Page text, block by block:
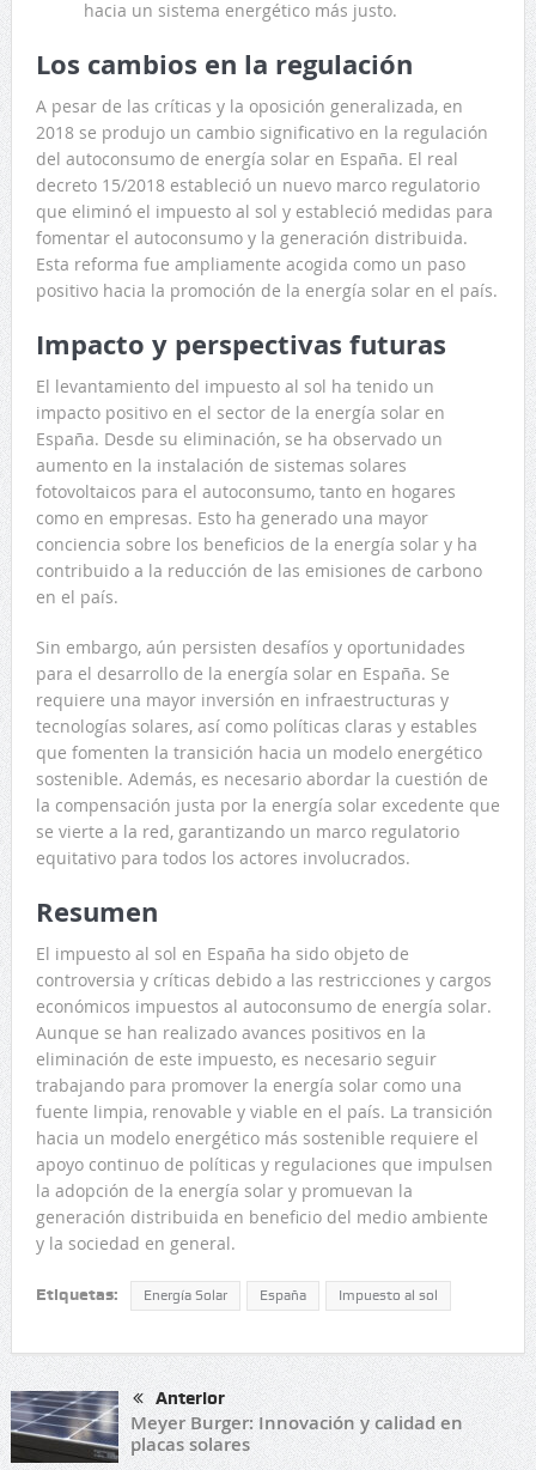
hacia un sistema energético más justo.
Los cambios en la regulación
A pesar de las críticas y la oposición generalizada, en
2018 se produjo un cambio significativo en la regulación
del autoconsumo de energía solar en España. El real
decreto 15/2018 estableció un nuevo marco regulatorio
que eliminó el impuesto al sol y estableció medidas para
fomentar el autoconsumo y la generación distribuida.
Esta reforma fue ampliamente acogida como un paso
positivo hacia la promoción de la energía solar en el país.
Impacto y perspectivas futuras
El levantamiento del impuesto al sol ha tenido un
impacto positivo en el sector de la energía solar en
España. Desde su eliminación, se ha observado un
aumento en la instalación de sistemas solares
fotovoltaicos para el autoconsumo, tanto en hogares
como en empresas. Esto ha generado una mayor
conciencia sobre los beneficios de la energía solar y ha
contribuido a la reducción de las emisiones de carbono
en el país.
Sin embargo, aún persisten desafíos y oportunidades
para el desarrollo de la energía solar en España. Se
requiere una mayor inversión en infraestructuras y
tecnologías solares, así como políticas claras y estables
que fomenten la transición hacia un modelo energético
sostenible. Además, es necesario abordar la cuestión de
la compensación justa por la energía solar excedente que
se vierte a la red, garantizando un marco regulatorio
equitativo para todos los actores involucrados.
Resumen
El impuesto al sol en España ha sido objeto de
controversia y críticas debido a las restricciones y cargos
económicos impuestos al autoconsumo de energía solar.
Aunque se han realizado avances positivos en la
eliminación de este impuesto, es necesario seguir
trabajando para promover la energía solar como una
fuente limpia, renovable y viable en el país. La transición
hacia un modelo energético más sostenible requiere el
apoyo continuo de políticas y regulaciones que impulsen
la adopción de la energía solar y promuevan la
generación distribuida en beneficio del medio ambiente
y la sociedad en general.
Etiquetas: Energía Solar España Impuesto al sol
Anterior
Meyer Burger: Innovación y calidad en
placas solares